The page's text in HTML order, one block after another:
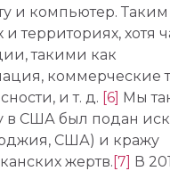
и компьютер. Таким
территориях, хотя
такими как
коммерческие
и т. д. [6] Мы
в США был подан иск
США) и кражу
жертв. [7] В